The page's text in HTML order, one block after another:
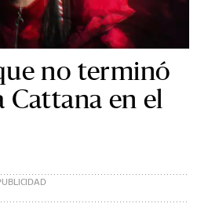
no terminó
Cattana en el